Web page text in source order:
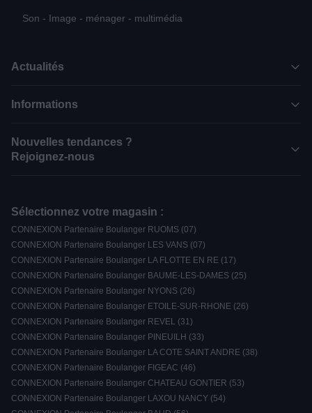
Son - Image - ménager - multimédia
Actualités
Informations
Nouvelles tendances ?
Rejoignez-nous
Sélectionnez votre magasin :
CONNEXION Partenaire Boulanger RUOMS (07)
CONNEXION Partenaire Boulanger LES VANS (07)
CONNEXION Partenaire Boulanger LA FLOTTE EN RE (17)
CONNEXION Partenaire Boulanger BAUME-LES-DAMES (25)
CONNEXION Partenaire Boulanger NYONS (26)
CONNEXION Partenaire Boulanger ETOILE-SUR-RHONE (26)
CONNEXION Partenaire Boulanger REVEL (31)
CONNEXION Partenaire Boulanger PINEUILH (33)
CONNEXION Partenaire Boulanger LA COTE SAINT ANDRE (38)
CONNEXION Partenaire Boulanger FIGEAC (46)
CONNEXION Partenaire Boulanger CHATEAU GONTIER (53)
CONNEXION Partenaire Boulanger LAXOU NANCY (54)